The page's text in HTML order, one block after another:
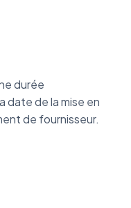
durée
date de la mise en
de fournisseur.